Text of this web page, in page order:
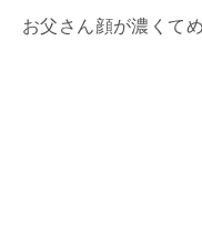
お父さん顔が濃くて